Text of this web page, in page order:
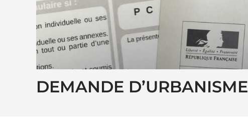
DEMANDE D’URBANISME